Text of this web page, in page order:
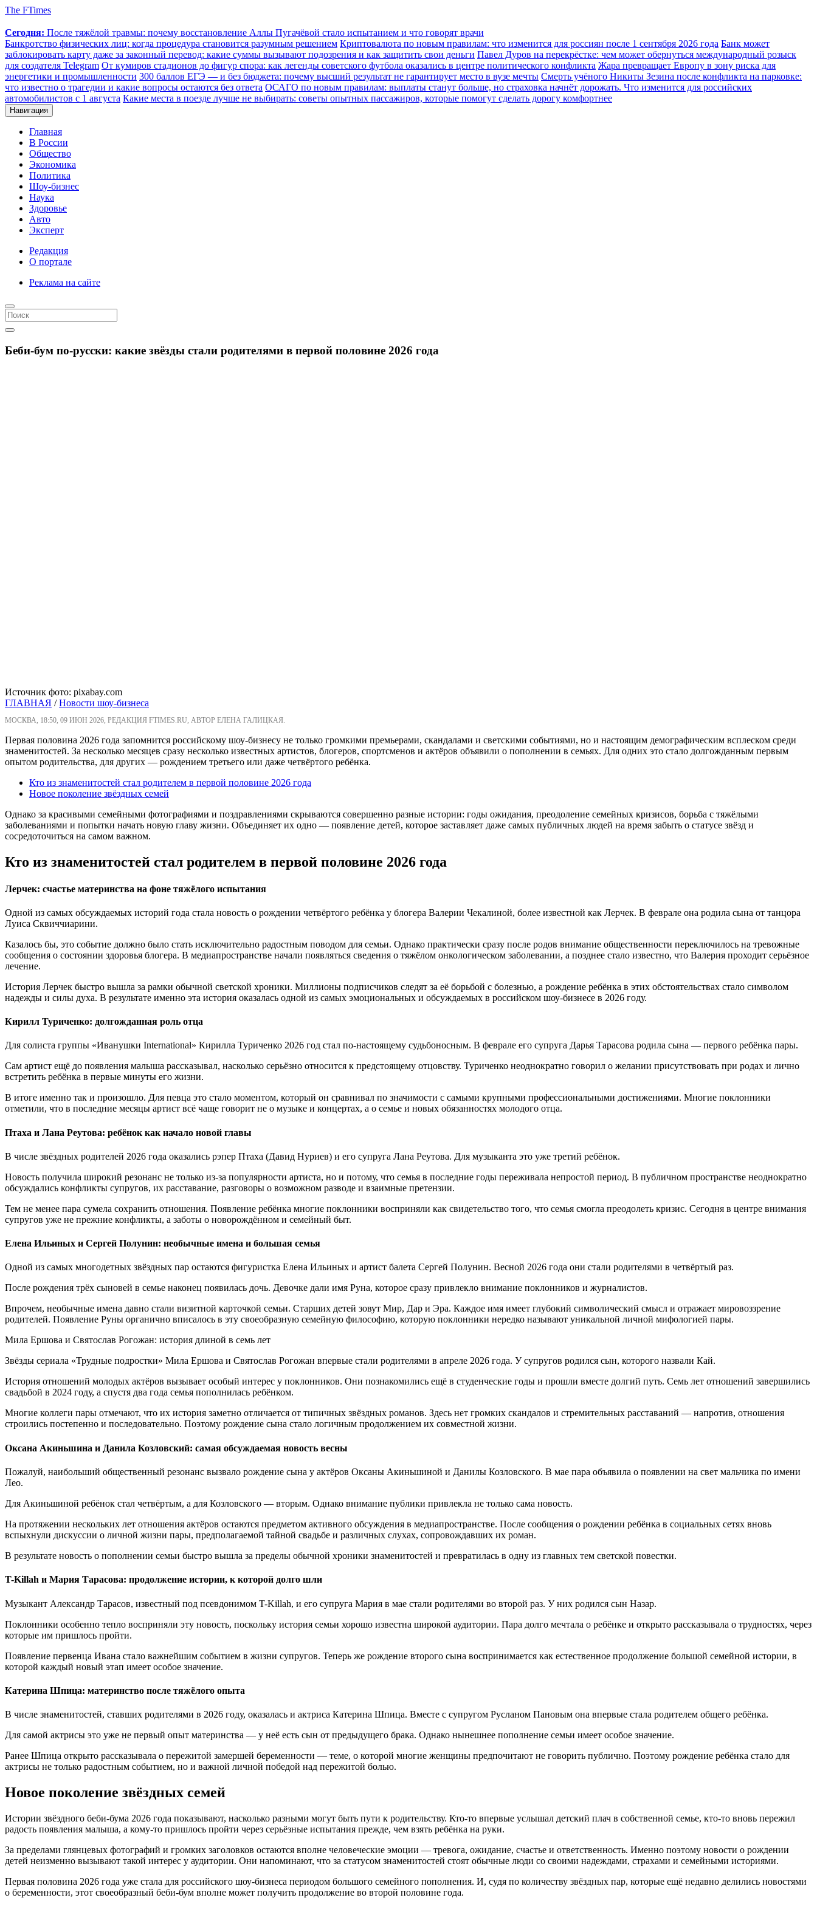
The FTimes
Сегодня: После тяжёлой травмы: почему восстановление Аллы Пугачёвой стало испытанием и что говорят врачи
Банкротство физических лиц: когда процедура становится разумным решением Криптовалюта по новым правилам: что изменится для россиян после 1 сентября 2026 года Банк может
заблокировать карту даже за законный перевод: какие суммы вызывают подозрения и как защитить свои деньги Павел Дуров на перекрёстке: чем может обернуться международный розыск
для создателя Telegram От кумиров стадионов до фигур спора: как легенды советского футбола оказались в центре политического конфликта Жара превращает Европу в зону риска для
энергетики и промышленности 300 баллов ЕГЭ — и без бюджета: почему высший результат не гарантирует место в вузе мечты Смерть учёного Никиты Зезина после конфликта на парковке:
что известно о трагедии и какие вопросы остаются без ответа ОСАГО по новым правилам: выплаты станут больше, но страховка начнёт дорожать. Что изменится для российских
автомобилистов с 1 августа Какие места в поезде лучше не выбирать: советы опытных пассажиров, которые помогут сделать дорогу комфортнее
Навигация
Главная
В России
Общество
Экономика
Политика
Шоу-бизнес
Наука
Здоровье
Авто
Эксперт
Редакция
О портале
Реклама на сайте
Беби-бум по-русски: какие звёзды стали родителями в первой половине 2026 года
Источник фото: pixabay.com
ГЛАВНАЯ /Новости шоу-бизнеса
МОСКВА, 18:50, 09 ИЮН 2026, РЕДАКЦИЯ FTIMES.RU, АВТОР ЕЛЕНА ГАЛИЦКАЯ.
Первая половина 2026 года запомнится российскому шоу-бизнесу не только громкими премьерами, скандалами и светскими событиями, но и настоящим демографическим всплеском среди
знаменитостей. За несколько месяцев сразу несколько известных артистов, блогеров, спортсменов и актёров объявили о пополнении в семьях. Для одних это стало долгожданным первым
опытом родительства, для других — рождением третьего или даже четвёртого ребёнка.
Кто из знаменитостей стал родителем в первой половине 2026 года
Новое поколение звёздных семей
Однако за красивыми семейными фотографиями и поздравлениями скрываются совершенно разные истории: годы ожидания, преодоление семейных кризисов, борьба с тяжёлыми
заболеваниями и попытки начать новую главу жизни. Объединяет их одно — появление детей, которое заставляет даже самых публичных людей на время забыть о статусе звёзд и
сосредоточиться на самом важном.
Кто из знаменитостей стал родителем в первой половине 2026 года
Лерчек: счастье материнства на фоне тяжёлого испытания
Одной из самых обсуждаемых историй года стала новость о рождении четвёртого ребёнка у блогера Валерии Чекалиной, более известной как Лерчек. В феврале она родила сына от танцора
Луиса Сквиччиарини.
Казалось бы, это событие должно было стать исключительно радостным поводом для семьи. Однако практически сразу после родов внимание общественности переключилось на тревожные
сообщения о состоянии здоровья блогера. В медиапространстве начали появляться сведения о тяжёлом онкологическом заболевании, а позднее стало известно, что Валерия проходит серьёзное
лечение.
История Лерчек быстро вышла за рамки обычной светской хроники. Миллионы подписчиков следят за её борьбой с болезнью, а рождение ребёнка в этих обстоятельствах стало символом
надежды и силы духа. В результате именно эта история оказалась одной из самых эмоциональных и обсуждаемых в российском шоу-бизнесе в 2026 году.
Кирилл Туриченко: долгожданная роль отца
Для солиста группы «Иванушки International» Кирилла Туриченко 2026 год стал по-настоящему судьбоносным. В феврале его супруга Дарья Тарасова родила сына — первого ребёнка пары.
Сам артист ещё до появления малыша рассказывал, насколько серьёзно относится к предстоящему отцовству. Туриченко неоднократно говорил о желании присутствовать при родах и лично
встретить ребёнка в первые минуты его жизни.
В итоге именно так и произошло. Для певца это стало моментом, который он сравнивал по значимости с самыми крупными профессиональными достижениями. Многие поклонники
отметили, что в последние месяцы артист всё чаще говорит не о музыке и концертах, а о семье и новых обязанностях молодого отца.
Птаха и Лана Реутова: ребёнок как начало новой главы
В числе звёздных родителей 2026 года оказались рэпер Птаха (Давид Нуриев) и его супруга Лана Реутова. Для музыканта это уже третий ребёнок.
Новость получила широкий резонанс не только из-за популярности артиста, но и потому, что семья в последние годы переживала непростой период. В публичном пространстве неоднократно
обсуждались конфликты супругов, их расставание, разговоры о возможном разводе и взаимные претензии.
Тем не менее пара сумела сохранить отношения. Появление ребёнка многие поклонники восприняли как свидетельство того, что семья смогла преодолеть кризис. Сегодня в центре внимания
супругов уже не прежние конфликты, а заботы о новорождённом и семейный быт.
Елена Ильиных и Сергей Полунин: необычные имена и большая семья
Одной из самых многодетных звёздных пар остаются фигуристка Елена Ильиных и артист балета Сергей Полунин. Весной 2026 года они стали родителями в четвёртый раз.
После рождения трёх сыновей в семье наконец появилась дочь. Девочке дали имя Руна, которое сразу привлекло внимание поклонников и журналистов.
Впрочем, необычные имена давно стали визитной карточкой семьи. Старших детей зовут Мир, Дар и Эра. Каждое имя имеет глубокий символический смысл и отражает мировоззрение
родителей. Появление Руны органично вписалось в эту своеобразную семейную философию, которую поклонники нередко называют уникальной личной мифологией пары.
Мила Ершова и Святослав Рогожан: история длиной в семь лет
Звёзды сериала «Трудные подростки» Мила Ершова и Святослав Рогожан впервые стали родителями в апреле 2026 года. У супругов родился сын, которого назвали Кай.
История отношений молодых актёров вызывает особый интерес у поклонников. Они познакомились ещё в студенческие годы и прошли вместе долгий путь. Семь лет отношений завершились
свадьбой в 2024 году, а спустя два года семья пополнилась ребёнком.
Многие коллеги пары отмечают, что их история заметно отличается от типичных звёздных романов. Здесь нет громких скандалов и стремительных расставаний — напротив, отношения
строились постепенно и последовательно. Поэтому рождение сына стало логичным продолжением их совместной жизни.
Оксана Акиньшина и Данила Козловский: самая обсуждаемая новость весны
Пожалуй, наибольший общественный резонанс вызвало рождение сына у актёров Оксаны Акиньшиной и Данилы Козловского. В мае пара объявила о появлении на свет мальчика по имени
Лео.
Для Акиньшиной ребёнок стал четвёртым, а для Козловского — вторым. Однако внимание публики привлекла не только сама новость.
На протяжении нескольких лет отношения актёров остаются предметом активного обсуждения в медиапространстве. После сообщения о рождении ребёнка в социальных сетях вновь
вспыхнули дискуссии о личной жизни пары, предполагаемой тайной свадьбе и различных слухах, сопровождавших их роман.
В результате новость о пополнении семьи быстро вышла за пределы обычной хроники знаменитостей и превратилась в одну из главных тем светской повестки.
T-Killah и Мария Тарасова: продолжение истории, к которой долго шли
Музыкант Александр Тарасов, известный под псевдонимом T-Killah, и его супруга Мария в мае стали родителями во второй раз. У них родился сын Назар.
Поклонники особенно тепло восприняли эту новость, поскольку история семьи хорошо известна широкой аудитории. Пара долго мечтала о ребёнке и открыто рассказывала о трудностях, через
которые им пришлось пройти.
Появление первенца Ивана стало важнейшим событием в жизни супругов. Теперь же рождение второго сына воспринимается как естественное продолжение большой семейной истории, в
которой каждый новый этап имеет особое значение.
Катерина Шпица: материнство после тяжёлого опыта
В числе знаменитостей, ставших родителями в 2026 году, оказалась и актриса Катерина Шпица. Вместе с супругом Русланом Пановым она впервые стала родителем общего ребёнка.
Для самой актрисы это уже не первый опыт материнства — у неё есть сын от предыдущего брака. Однако нынешнее пополнение семьи имеет особое значение.
Ранее Шпица открыто рассказывала о пережитой замершей беременности — теме, о которой многие женщины предпочитают не говорить публично. Поэтому рождение ребёнка стало для
актрисы не только радостным событием, но и важной личной победой над пережитой болью.
Новое поколение звёздных семей
Истории звёздного беби-бума 2026 года показывают, насколько разными могут быть пути к родительству. Кто-то впервые услышал детский плач в собственной семье, кто-то вновь пережил
радость появления малыша, а кому-то пришлось пройти через серьёзные испытания прежде, чем взять ребёнка на руки.
За пределами глянцевых фотографий и громких заголовков остаются вполне человеческие эмоции — тревога, ожидание, счастье и ответственность. Именно поэтому новости о рождении
детей неизменно вызывают такой интерес у аудитории. Они напоминают, что за статусом знаменитостей стоят обычные люди со своими надеждами, страхами и семейными историями.
Первая половина 2026 года уже стала для российского шоу-бизнеса периодом большого семейного пополнения. И, судя по количеству звёздных пар, которые ещё недавно делились новостями
о беременности, этот своеобразный беби-бум вполне может получить продолжение во второй половине года.